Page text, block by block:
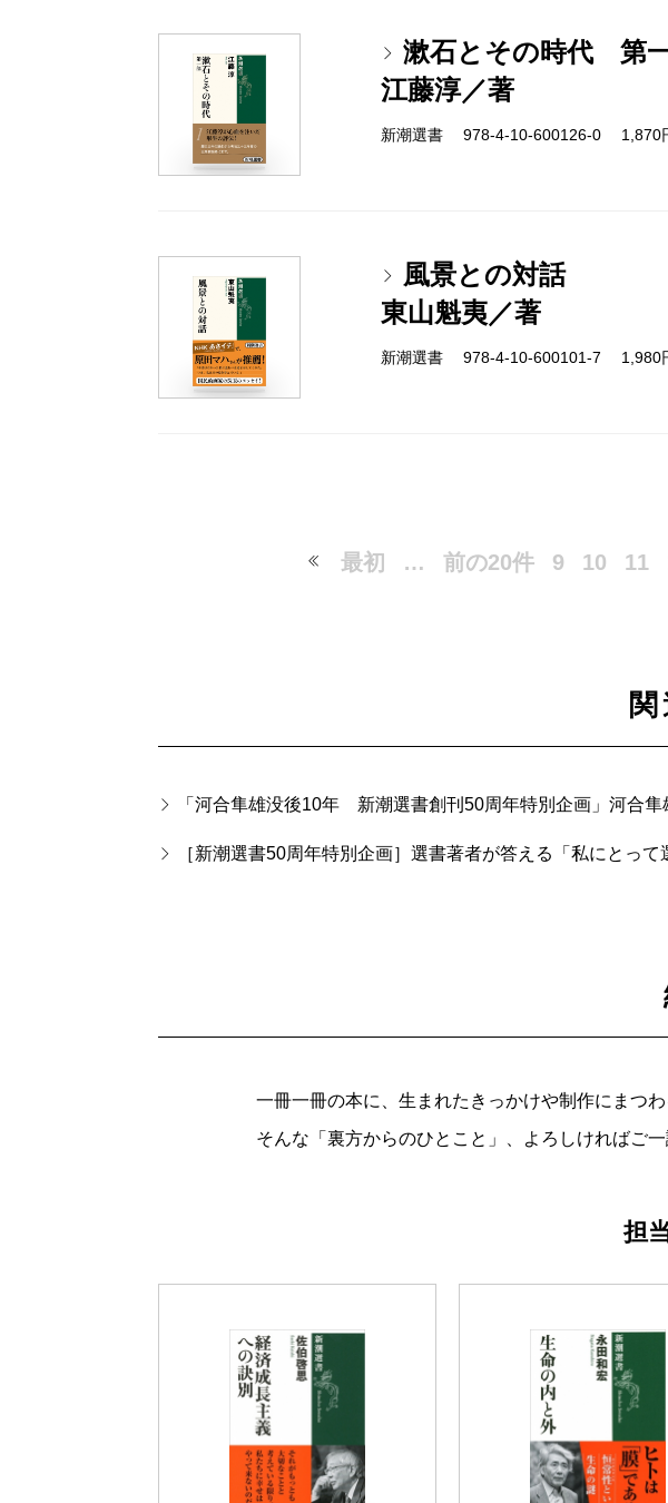
漱石とその時代 第
江藤淳／著
新潮選書 978-4-10-600126-0
風景との対話
東山魁夷／著
新潮選書 978-4-10-600101-7
最初 … 前の20件 9 10 11
「河合隼雄没後10年 新潮選書創刊50周年特別企画」河合
［新潮選書50周年特別企画］選書著者が答える「私にとっ
一冊一冊の本に、生まれたきっかけや制作にまつ
そんな「裏方からのひとこと」、よろしければご一
担